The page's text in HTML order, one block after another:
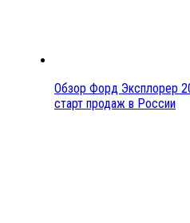
Обзор Форд Эксплорер
старт продаж в России